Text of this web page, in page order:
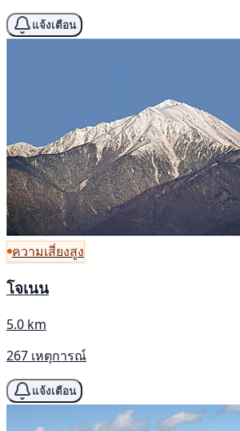
แจ้งเตือน
ความเสี่ยงสูง
โจเนน
5.0 km
267 เหตุการณ์
แจ้งเตือน